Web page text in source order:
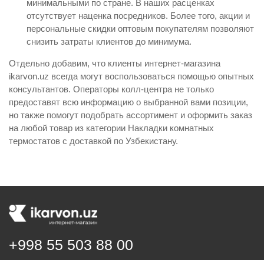
минимальными по стране. В наших расценках
отсутствует наценка посредников. Более того, акции и
персональные скидки оптовым покупателям позволяют
снизить затраты клиентов до минимума.
Отдельно добавим, что клиенты интернет-магазина
ikarvon.uz всегда могут воспользоваться помощью опытных
консультантов. Операторы колл-центра не только
предоставят всю информацию о выбранной вами позиции,
но также помогут подобрать ассортимент и оформить заказ
на любой товар из категории Накладки комнатных
термостатов с доставкой по Узбекистану.
+998 55 503 88 00